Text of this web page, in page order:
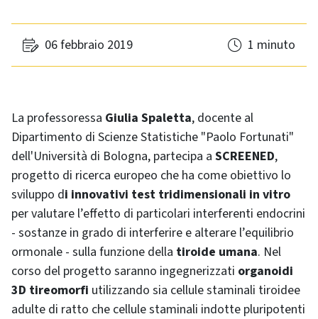
06 febbraio 2019 1 minuto
La professoressa Giulia Spaletta, docente al
Dipartimento di Scienze Statistiche "Paolo Fortunati"
dell'Università di Bologna, partecipa a SCREENED,
progetto di ricerca europeo che ha come obiettivo lo
sviluppo di innovativi test tridimensionali in vitro
per valutare l’effetto di particolari interferenti endocrini
- sostanze in grado di interferire e alterare l’equilibrio
ormonale - sulla funzione della tiroide umana. Nel
corso del progetto saranno ingegnerizzati organoidi
3D tireomorfi utilizzando sia cellule staminali tiroidee
adulte di ratto che cellule staminali indotte pluripotenti